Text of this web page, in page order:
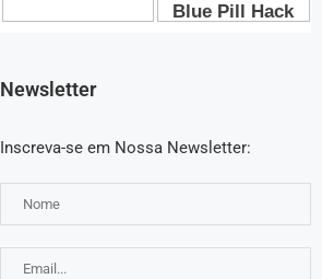
Newsletter
Inscreva-se em Nossa Newsletter: